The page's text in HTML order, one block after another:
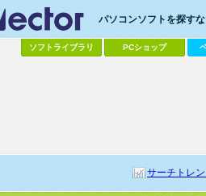
パソコンソフトを探す
ソフトライブラリ PCショップ
サーチトレン